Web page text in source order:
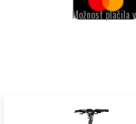
Možnost plačila